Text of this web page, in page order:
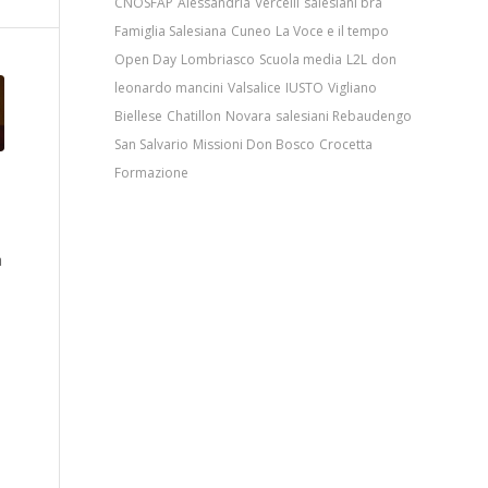
Famiglia Salesiana Cuneo La Voce e il tempo
Open Day Lombriasco Scuola media L2L don
leonardo mancini Valsalice IUSTO Vigliano
Biellese Chatillon Novara salesiani Rebaudengo
San Salvario Missioni Don Bosco Crocetta
Formazione